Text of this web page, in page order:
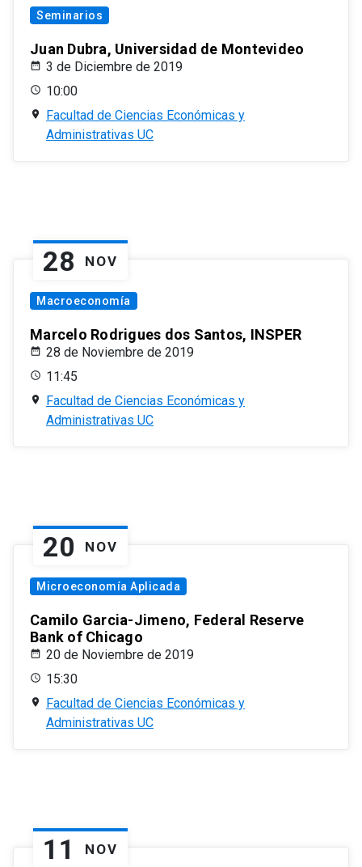
Seminarios
Juan Dubra, Universidad de Montevideo
3 de Diciembre de 2019
10:00
Facultad de Ciencias Económicas y
Administrativas UC
28 NOV
Macroeconomía
Marcelo Rodrigues dos Santos, INSPER
28 de Noviembre de 2019
11:45
Facultad de Ciencias Económicas y
Administrativas UC
20 NOV
Microeconomía Aplicada
Camilo Garcia-Jimeno, Federal Reserve
Bank of Chicago
20 de Noviembre de 2019
15:30
Facultad de Ciencias Económicas y
Administrativas UC
11 NOV